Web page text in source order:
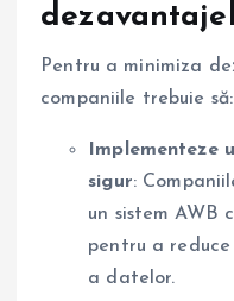
Pentru a minimiza
companiile trebuie să:
Implementeze
sigur:
un sistem AWB
pentru a
a datelor.